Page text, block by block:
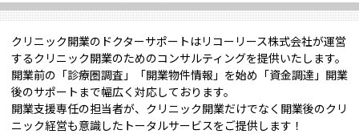
クリニック開業のドクターサポートはリコーリース株式会社が運営
するクリニック開業のためのコンサルティングを提供いたします。
開業前の「診療圏調査」「開業物件情報」を始め「資金調達」開業
後のサポートまで幅広く対応しております。
開業支援専任の担当者が、クリニック開業だけでなく開業後のクリ
ニック経営も意識したトータルサービスをご提供します！